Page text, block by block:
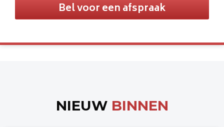
Bel voor een afspraak
NIEUW BINNEN